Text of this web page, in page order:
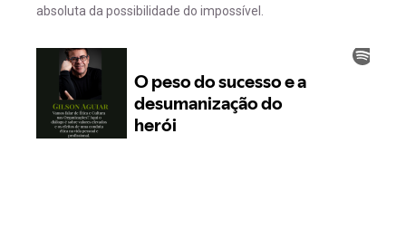
absoluta da possibilidade do impossível.